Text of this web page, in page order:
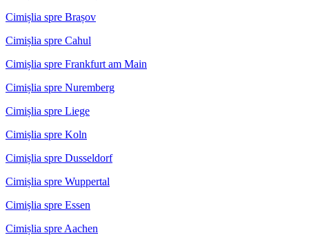
Cimișlia spre Brașov
Cimișlia spre Cahul
Cimișlia spre Frankfurt am Main
Cimișlia spre Nuremberg
Cimișlia spre Liege
Cimișlia spre Koln
Cimișlia spre Dusseldorf
Cimișlia spre Wuppertal
Cimișlia spre Essen
Cimișlia spre Aachen